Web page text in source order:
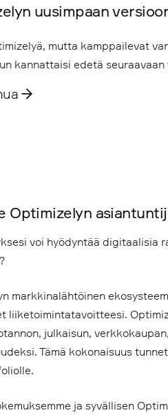
uusimpaan
mutta kamppailevat
kannattaisi edetä seuraavaan
Optimizelyn
voi hyödyntää digitaalisia
markkinalähtöinen
liiketoimintatavoitteesi.
julkaisun,
Tämä kokonaisuus
ja syvällisen